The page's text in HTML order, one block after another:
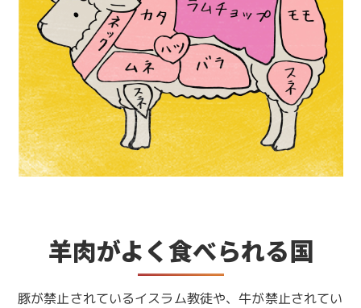
羊肉がよく食べられる国
豚が禁止されているイスラム教徒や、牛が禁止されてい